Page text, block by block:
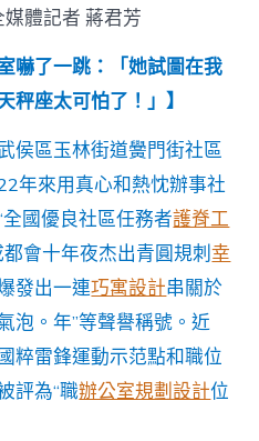
公
設
計
#32;
職
位
上
發
光
發
燒〉
中
體記者 蔣君芳
嚇了一跳：「她試圖在我
秤座太可怕了！」】
侯區玉林街道黌門街社區
年來用真心和熱忱辦事社
國優良社區任務者護脊工
都會十年夜杰出青圓規刺幸
發出一連巧寓設計串關於
泡。年”等聲譽稱號。近
粹雷鋒運動示范點和職位
評為“職辦公室規劃設計位